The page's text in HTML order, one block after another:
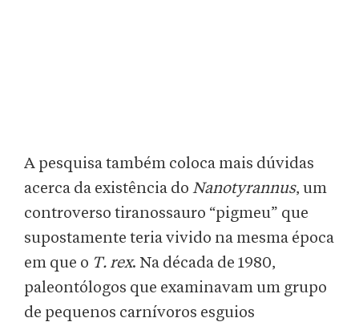
A pesquisa também coloca mais dúvidas
acerca da existência do Nanotyrannus, um
controverso tiranossauro “pigmeu” que
supostamente teria vivido na mesma época
em que o T. rex. Na década de 1980,
paleontólogos que examinavam um grupo
de pequenos carnívoros esguios